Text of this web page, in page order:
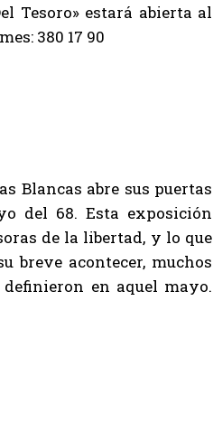
Tesoro» estará abierta al
380 17 90
Blancas abre sus puertas
del 68. Esta exposición
de la libertad, y lo que
breve acontecer, muchos
en aquel mayo.